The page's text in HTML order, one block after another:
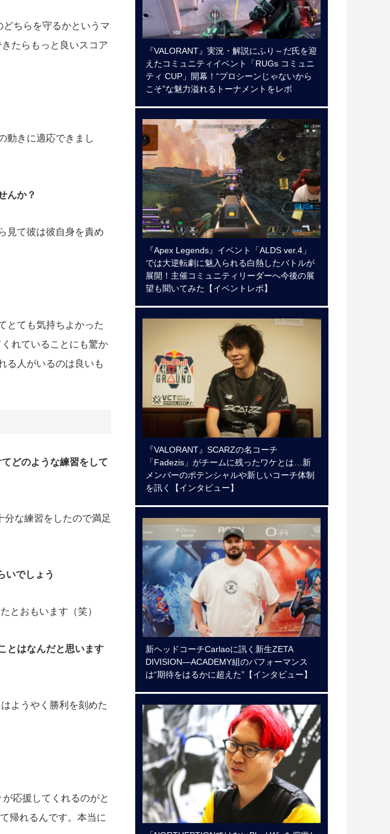
ちらを守るかというマ
たらもっと良いスコア
動きに適応できまし
んか？
見て彼は彼自身を責め
とても気持ちよかった
れていることにも驚か
る人がいるのは良いも
どのような練習をして
な練習をしたので満足
いでしょう
とおもいます（笑）
とはなんだと思います
ようやく勝利を刻めた
応援してくれるのがと
帰れるんです。本当に
『VALORANT』実況・解説にふり～だ氏を迎
えたコミュニティイベント「RUGs コミュニ
ティ CUP」開幕！“プロシーンじゃないから
こそ”な魅力溢れるトーナメントをレポ
『Apex Legends』イベント「ALDS ver.4」
では大逆転劇に魅入られる白熱したバトルが
展開！主催コミュニティリーダーへ今後の展
望も聞いてみた【イベントレポ】
『VALORANT』SCARZの名コーチ
「Fadezis」がチームに残ったワケとは…新
メンバーのポテンシャルや新しいコーチ体制
を訊く【インタビュー】
新ヘッドコーチCarlaoに訊く新生ZETA
DIVISION―ACADEMY組のパフォーマンス
は“期待をはるかに超えた”【インタビュー】